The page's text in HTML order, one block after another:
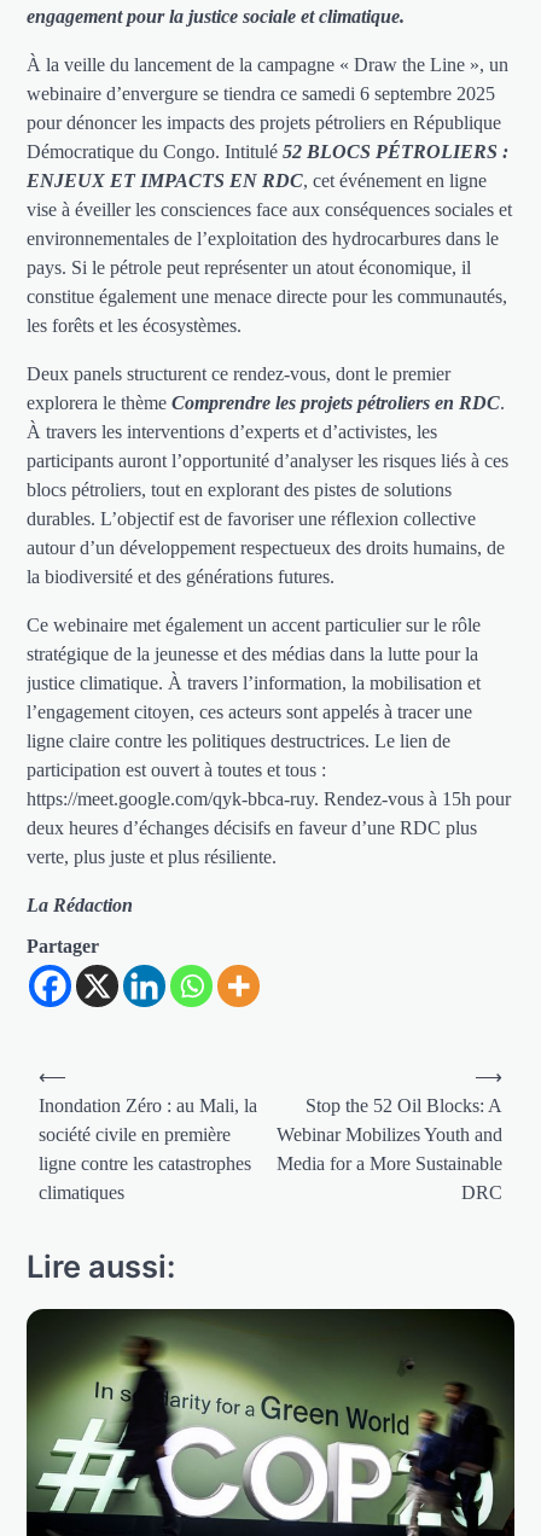
engagement pour la justice sociale et climatique.
À la veille du lancement de la campagne « Draw the Line », un
webinaire d’envergure se tiendra ce samedi 6 septembre 2025
pour dénoncer les impacts des projets pétroliers en République
Démocratique du Congo. Intitulé52 BLOCS PÉTROLIERS :
ENJEUX ET IMPACTS EN RDC, cet événement en ligne
vise à éveiller les consciences face aux conséquences sociales et
environnementales de l’exploitation des hydrocarbures dans le
pays. Si le pétrole peut représenter un atout économique, il
constitue également une menace directe pour les communautés,
les forêts et les écosystèmes.
Deux panels structurent ce rendez-vous, dont le premier
explorera le thème Comprendre les projets pétroliers en RDC.
À travers les interventions d’experts et d’activistes, les
participants auront l’opportunité d’analyser les risques liés à ces
blocs pétroliers, tout en explorant des pistes de solutions
durables. L’objectif est de favoriser une réflexion collective
autour d’un développement respectueux des droits humains, de
la biodiversité et des générations futures.
Ce webinaire met également un accent particulier sur le rôle
stratégique de la jeunesse et des médias dans la lutte pour la
justice climatique. À travers l’information, la mobilisation et
l’engagement citoyen, ces acteurs sont appelés à tracer une
ligne claire contre les politiques destructrices. Le lien de
participation est ouvert à toutes et tous :
https://meet.google.com/qyk-bbca-ruy. Rendez-vous à 15h pour
deux heures d’échanges décisifs en faveur d’une RDC plus
verte, plus juste et plus résiliente.
La Rédaction
Partager
Navigation
de
l’article
⟵
Inondation Zéro : au Mali, la
société civile en première
ligne contre les catastrophes
climatiques
Stop the 52 Oil Blocks: A
Webinar Mobilizes Youth and
Media for a More Sustainable
DRC
⟶
Lire aussi: